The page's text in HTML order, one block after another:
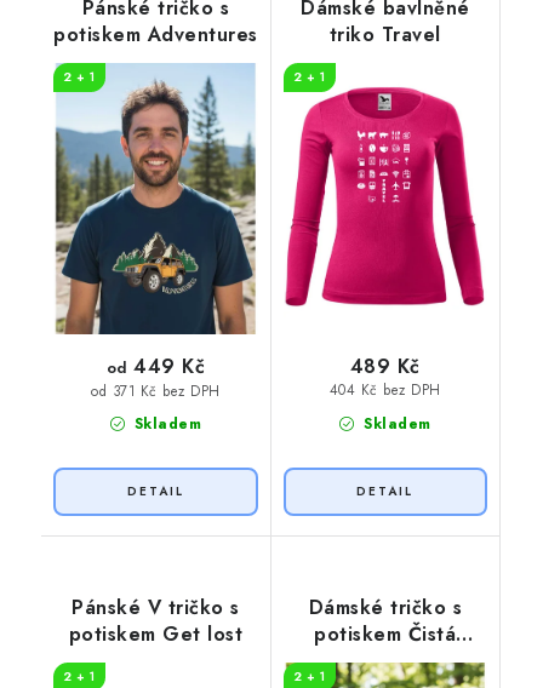
Pánské tričko s
potiskem Adventures
2 + 1
Skladem
od 371 Kč bez DPH
od 449 Kč
Dámské bavlněné
triko Travel
2 + 1
Skladem
404 Kč bez DPH
489 Kč
Pánské V tričko s
potiskem Get lost
2 + 1
Dámské tričko s
potiskem Čistá
záležitost pruhy
2 + 1